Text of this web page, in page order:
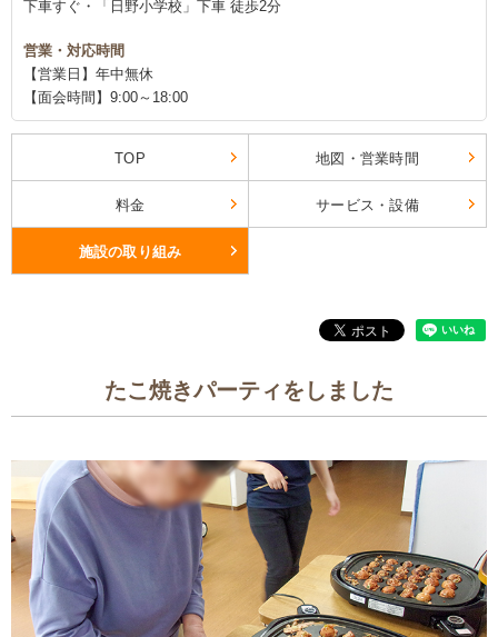
下車すぐ・「日野小学校」下車 徒歩2分
営業・対応時間
【営業日】年中無休
【面会時間】9:00～18:00
TOP 地図・営業時間
料金 サービス・設備
施設の取り組み
たこ焼きパーティをしました